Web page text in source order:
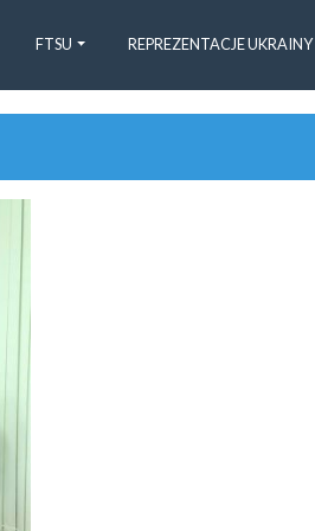
FTSU REPREZENTACJE UKRAINY